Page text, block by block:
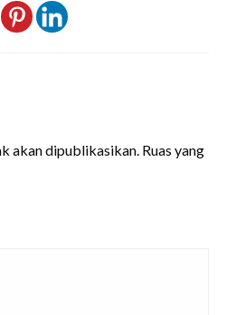
akan dipublikasikan. Ruas yang